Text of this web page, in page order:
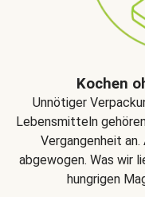
Kochen
Unnötiger
Lebensmitteln
Vergangenheit
abgewogen. Was wir
hungrigen